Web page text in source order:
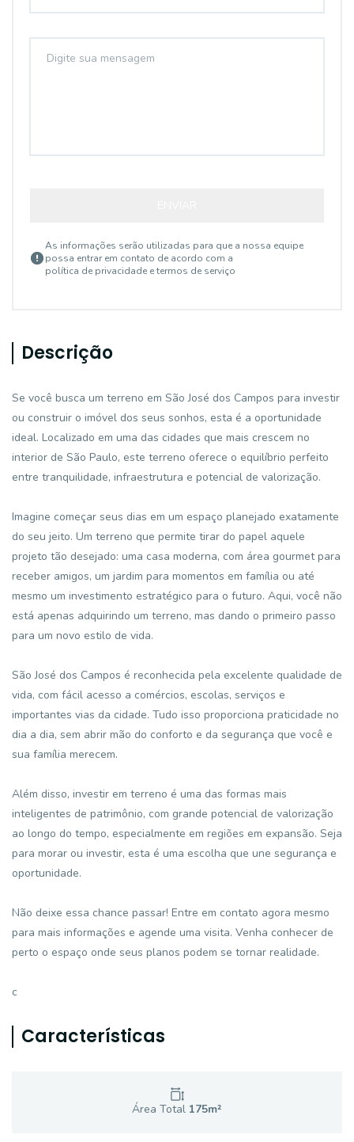
As informações serão utilizadas para que a nossa equipe
possa entrar em contato de acordo com a
política de privacidade e termos de serviço
Descrição
Se você busca um terreno em São José dos Campos para investir
ou construir o imóvel dos seus sonhos, esta é a oportunidade
ideal. Localizado em uma das cidades que mais crescem no
interior de São Paulo, este terreno oferece o equilíbrio perfeito
entre tranquilidade, infraestrutura e potencial de valorização.
Imagine começar seus dias em um espaço planejado exatamente
do seu jeito. Um terreno que permite tirar do papel aquele
projeto tão desejado: uma casa moderna, com área gourmet para
receber amigos, um jardim para momentos em família ou até
mesmo um investimento estratégico para o futuro. Aqui, você não
está apenas adquirindo um terreno, mas dando o primeiro passo
para um novo estilo de vida.
São José dos Campos é reconhecida pela excelente qualidade de
vida, com fácil acesso a comércios, escolas, serviços e
importantes vias da cidade. Tudo isso proporciona praticidade no
dia a dia, sem abrir mão do conforto e da segurança que você e
sua família merecem.
Além disso, investir em terreno é uma das formas mais
inteligentes de patrimônio, com grande potencial de valorização
ao longo do tempo, especialmente em regiões em expansão. Seja
para morar ou investir, esta é uma escolha que une segurança e
oportunidade.
Não deixe essa chance passar! Entre em contato agora mesmo
para mais informações e agende uma visita. Venha conhecer de
perto o espaço onde seus planos podem se tornar realidade.
c
Características
Área Total 175m²